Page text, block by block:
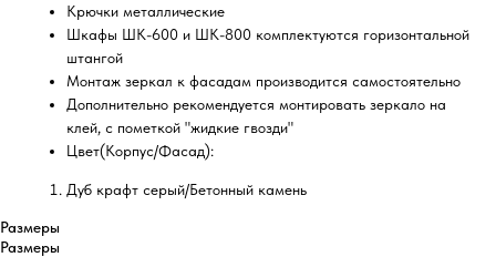
Крючки металлические
Шкафы ШК-600 и ШК-800 комплектуются горизонтальной
штангой
Монтаж зеркал к фасадам производится самостоятельно
Дополнительно рекомендуется монтировать зеркало на
клей, с пометкой "жидкие гвозди"
Цвет(Корпус/Фасад):
Дуб крафт серый/Бетонный камень
Размеры
Размеры